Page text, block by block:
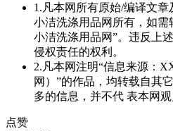
1.凡本网所有原始/编译文
小洁洗涤用品网所有，如需
小洁洗涤用品网”。违反上
侵权责任的权利。
2.凡本网注明“信息来源：
网）”的作品，均转载自其
多的信息，并不代 表本网
点赞